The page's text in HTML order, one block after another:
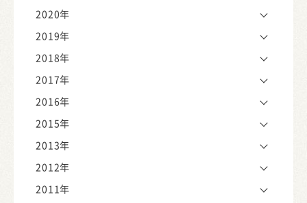
2020年
2019年
2018年
2017年
2016年
2015年
2013年
2012年
2011年